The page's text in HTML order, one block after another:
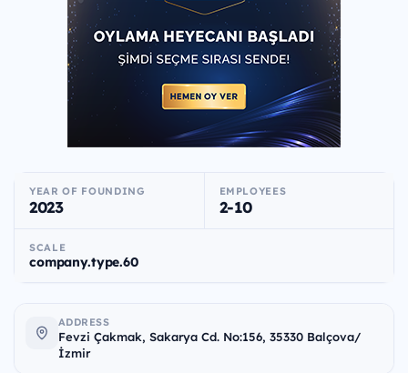
YEAR OF FOUNDING
2023
EMPLOYEES
2-10
SCALE
company.type.60
ADDRESS
Fevzi Çakmak, Sakarya Cd. No:156, 35330 Balçova/
İzmir